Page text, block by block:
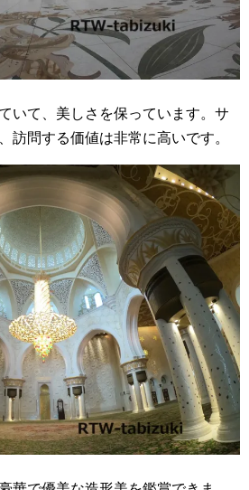
いて、美しさを保っています。サ
訪問する価値は非常に高いです。